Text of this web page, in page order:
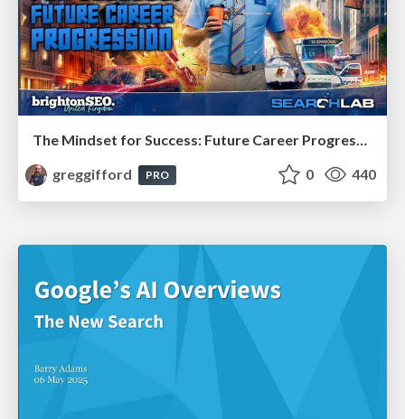
The Mindset for Success: Future Career Progression
greggifford
PRO 0 440